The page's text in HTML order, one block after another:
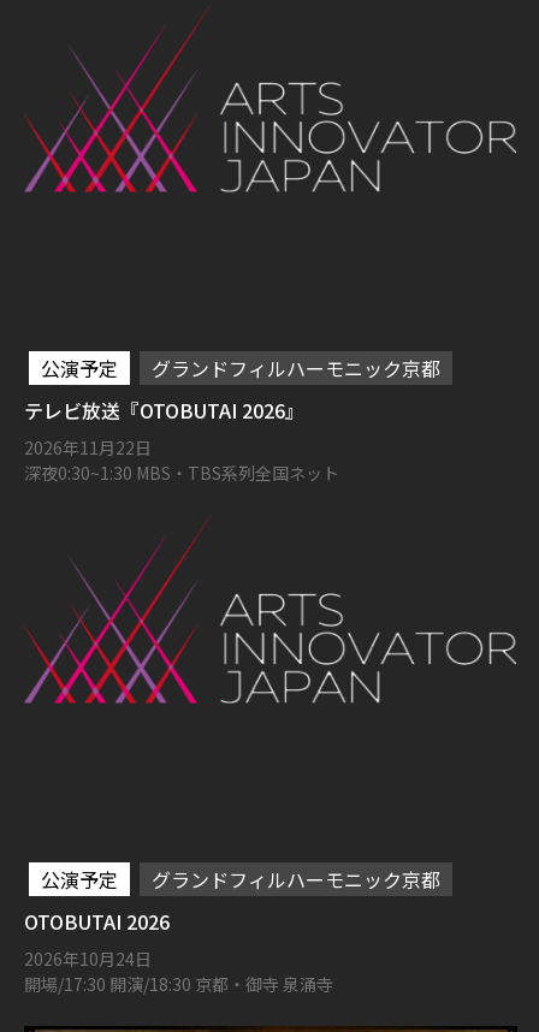
公演予定
グランドフィルハーモニック京都
テレビ放送『OTOBUTAI 2026』
2026年11月22日
深夜0:30~1:30 MBS・TBS系列全国ネット
公演予定
グランドフィルハーモニック京都
OTOBUTAI 2026
2026年10月24日
開場/17:30 開演/18:30 京都・御寺 泉涌寺